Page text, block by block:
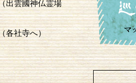
出雲國神仏霊場
各社寺へ）